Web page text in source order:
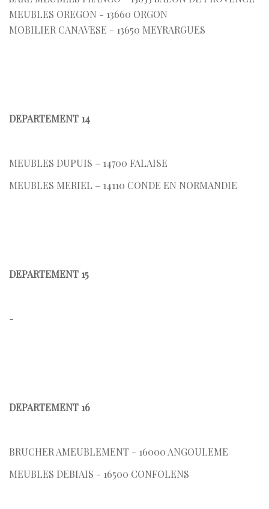
MEUBLES OREGON - 13660 ORGON
MOBILIER CANAVESE - 13650 MEYRARGUES
DEPARTEMENT 14
MEUBLES DUPUIS – 14700 FALAISE
MEUBLES MERIEL – 14110 CONDE EN NORMANDIE
DEPARTEMENT 15
-
DEPARTEMENT 16
BRUCHER AMEUBLEMENT - 16000 ANGOULEME
MEUBLES DEBIAIS - 16500 CONFOLENS